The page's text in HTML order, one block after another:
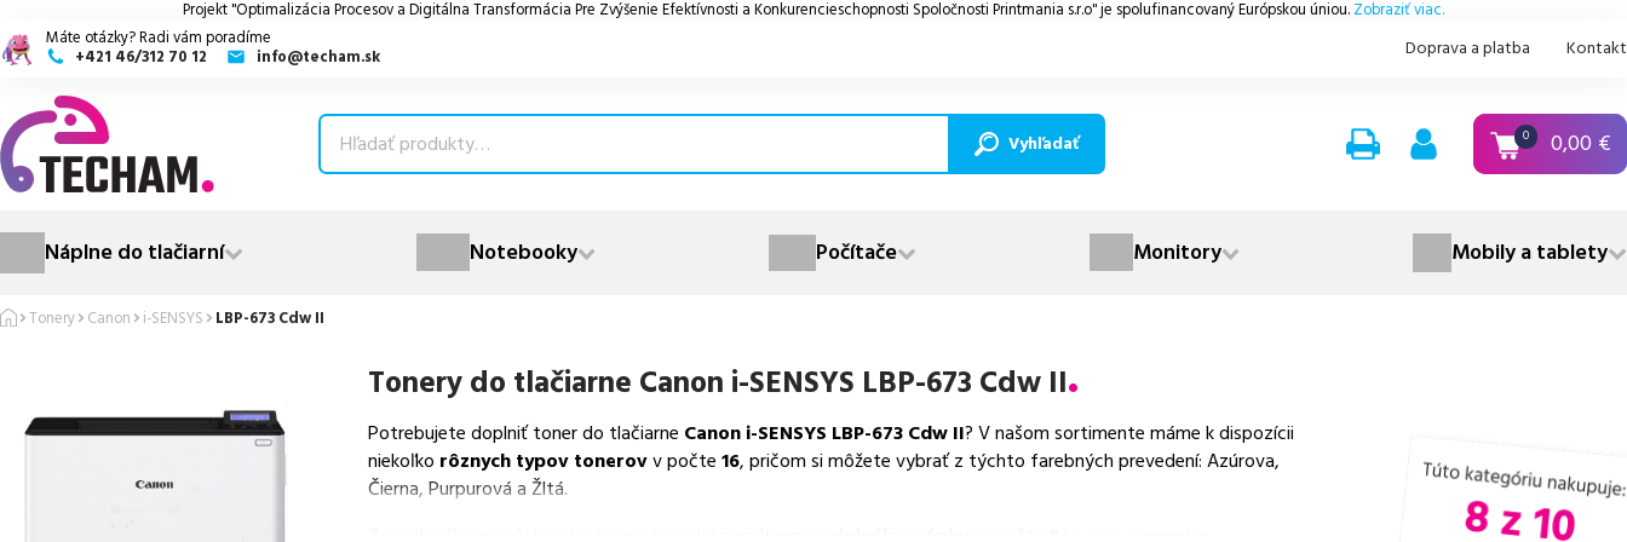
Projekt "Optimalizácia Procesov a Digitálna Transformácia Pre Zvýšenie Efektívnosti a Konkurencieschopnosti Spoločnosti Printmania s.r.o" je spolufinancovaný Európskou úniou. Zobraziť viac.
Máte otázky? Radi vám poradíme
+421 46/312 70 12
info@techam.sk Doprava a platba Kontakt
Vyhľadať 0 0,00 €
Náplne do tlačiarní Notebooky Počítače Monitory Mobily a tablety
Tonery Canon i-SENSYS LBP-673 Cdw II
Tonery do tlačiarne Canon i-SENSYS LBP-673 Cdw II
Potrebujete doplniť toner do tlačiarne Canon i-SENSYS LBP-673 Cdw II? V našom sortimente máme k dispozícii
niekoľko rôznych typov tonerovv počte 16, pričom si môžete vybrať z týchto farebných prevedení: Azúrova,
Čierna, Purpurová a Žltá.